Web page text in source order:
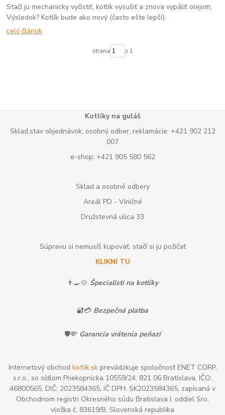
Stačí ju mechanicky vyčistiť, kotlík vysušiť a znova vypáliť olejom.
Výsledok? Kotlík bude ako nový (často ešte lepší).
celý článok
strana z 1
Kotlíky na guláš
Sklad,stav objednávok, osobný odber, reklamácie: +421 902 212
007
e-shop: +421 905 580 562
Sklad a osobné odbery
Areál PD - Viničné
Družstevná ulica 33
Súpravu si nemusíš kupovať, stačí si ju požičať
KLIKNI TU
👨‍🍳🍲 Špecialisti na kotlíky
🔐💳 Bezpečná platba
🛡️💸 Garancia vrátenia peňazí
Internetový obchod kotlik.skprevádzkuje spoločnosť ENET CORP,
s.r.o., so sídlom Priekopnícka 10559/24, 821 06 Bratislava, IČO:
46800565, DIČ: 2023584365, IČ DPH: SK2023584365, zapísaná v
Obchodnom registri Okresného súdu Bratislava I, oddiel Sro,
vložka č. 83619/B, Slovenská republika